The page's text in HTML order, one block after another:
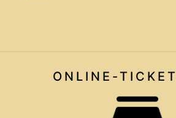
ONLINE-TICKET